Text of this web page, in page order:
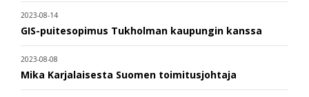
2023-08-14
GIS-puitesopimus Tukholman kaupungin kanssa
2023-08-08
Mika Karjalaisesta Suomen toimitusjohtaja